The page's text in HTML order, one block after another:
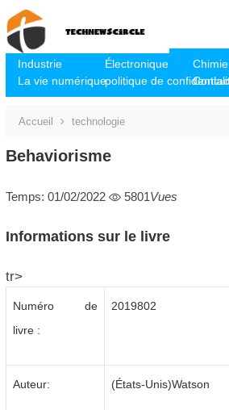
Industrie Électronique Chimie
La vie numériquepolitique de
Accueil technologie
Behaviorisme
Temps: 01/02/2022 5801Vues
Informations sur le livre
tr>
Numéro de
livre :
2019802
Auteur: (États-Unis)Watson